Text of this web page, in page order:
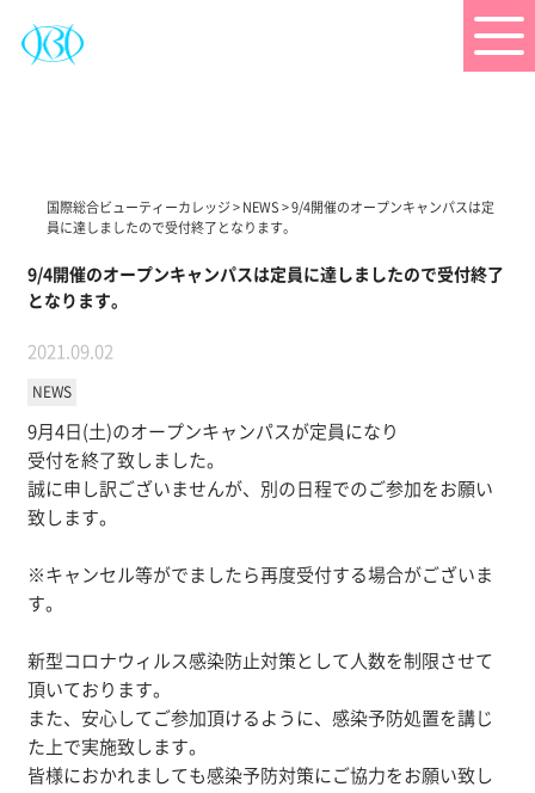
国際総合ビューティーカレッジ> NEWS >9/4開催のオープンキャンパスは定
員に達しましたので受付終了となります。
9/4開催のオープンキャンパスは定員に達しましたので受付終了
となります。
2021.09.02
NEWS
9月4日(土)のオープンキャンパスが定員になり
受付を終了致しました。
誠に申し訳ございませんが、別の日程でのご参加をお願い
致します。
※キャンセル等がでましたら再度受付する場合がございま
す。
新型コロナウィルス感染防止対策として人数を制限させて
頂いております。
また、安心してご参加頂けるように、感染予防処置を講じ
た上で実施致します。
皆様におかれましても感染予防対策にご協力をお願い致し